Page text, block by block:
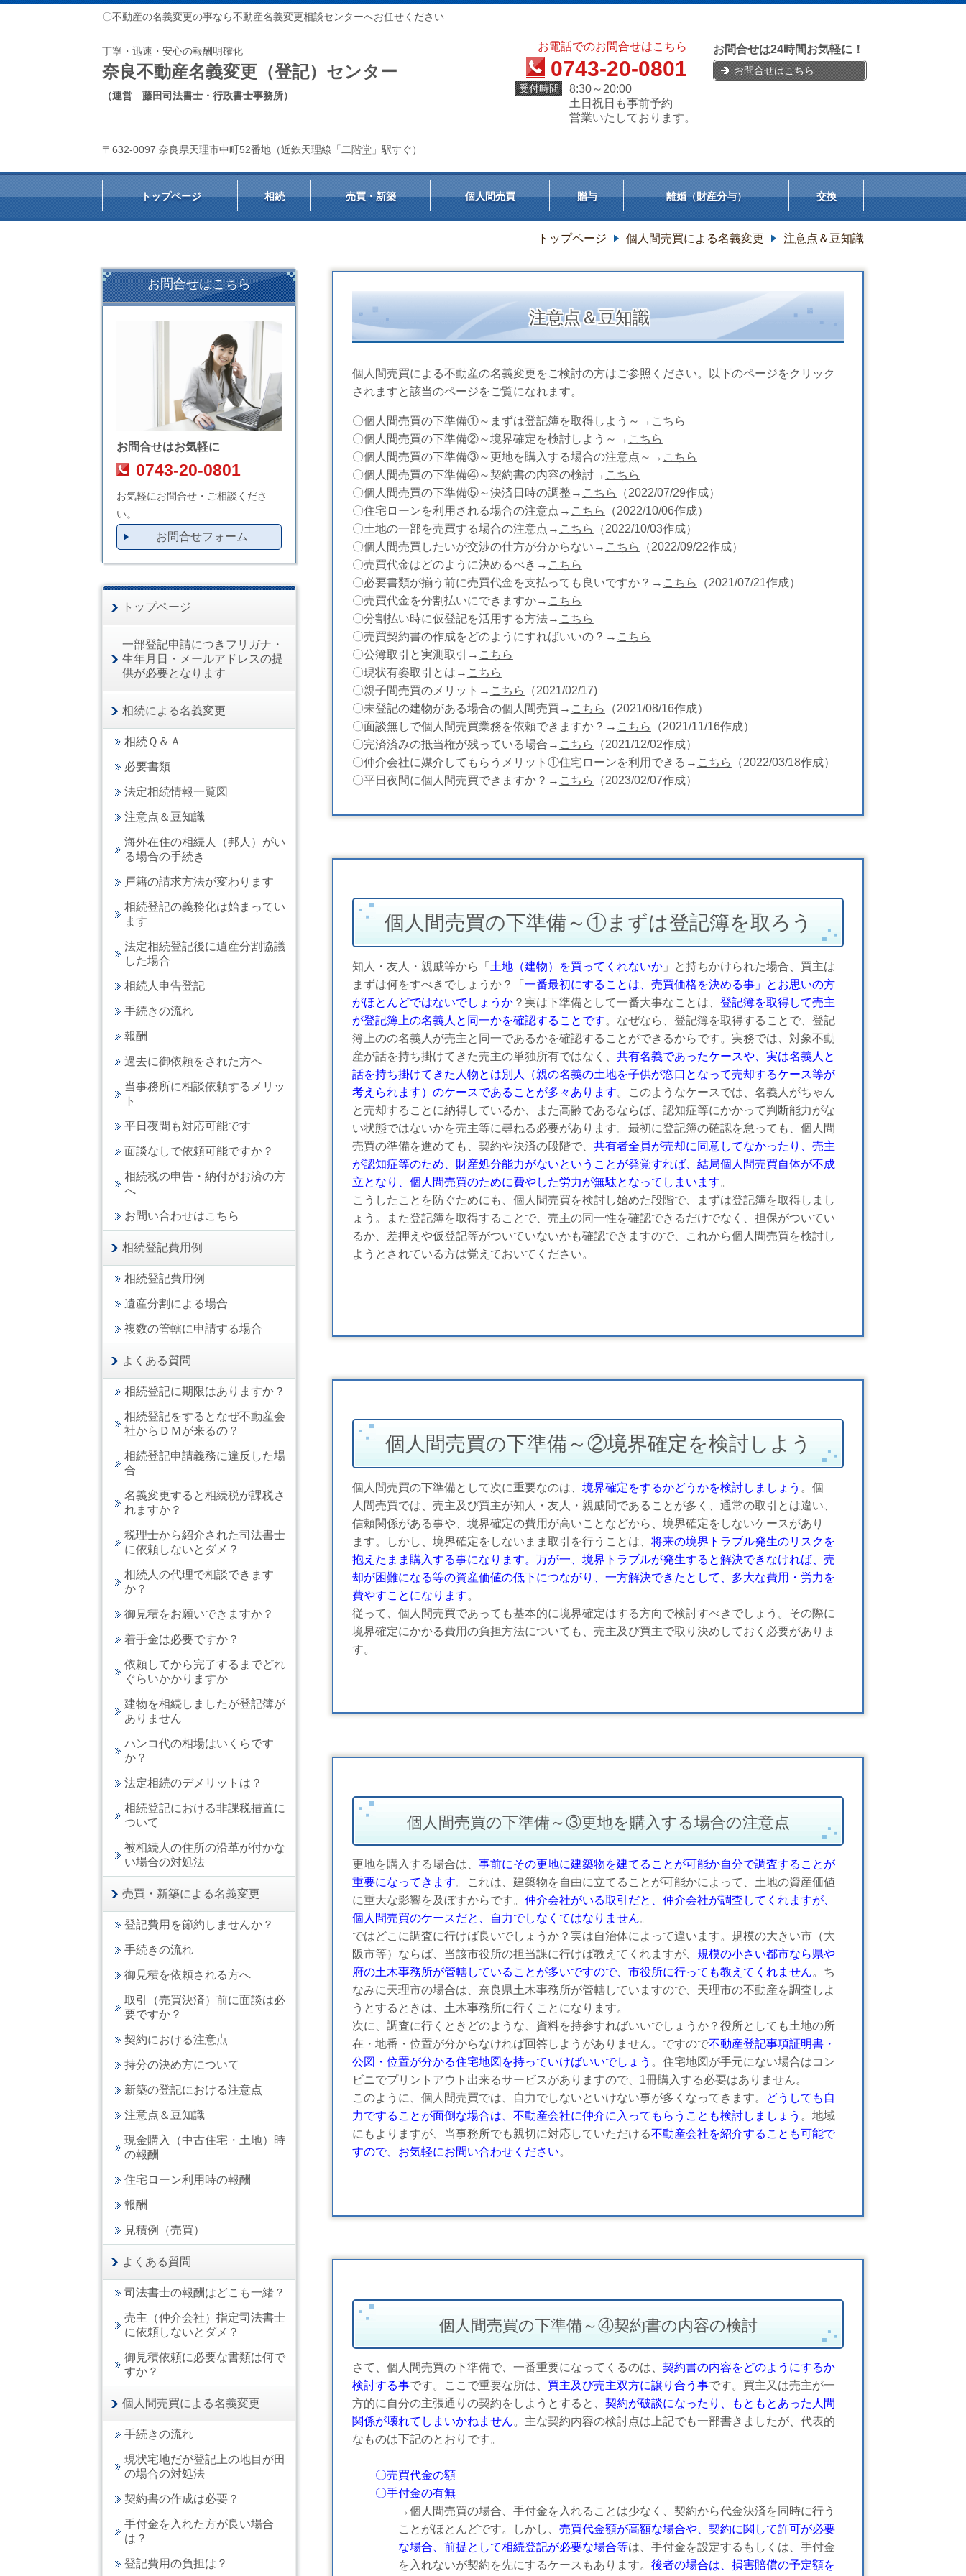
〇不動産の名義変更の事なら不動産名義変更相談センターへお任せください
丁寧・迅速・安心の報酬明確化
奈良不動産名義変更（登記）センター
（運営 藤田司法書士・行政書士事務所）
〒632-0097 奈良県天理市中町52番地（近鉄天理線「二階堂」駅すぐ）
お電話でのお問合せはこちら
0743-20-0801
受付時間
8:30～20:00
土日祝日も事前予約
営業いたしております。
お問合せは24時間お気軽に！
お問合せはこちら
トップページ 相続 売買・新築 個人間売買 贈与 離婚（財産分与） 交換
トップページ 個人間売買による名義変更 注意点＆豆知識
注意点＆豆知識
個人間売買による不動産の名義変更をご検討の方はご参照ください。以下のページをクリック
されますと該当のページをご覧になれます。
〇個人間売買の下準備①～まずは登記簿を取得しよう～→ こちら
〇個人間売買の下準備②～境界確定を検討しよう～→ こちら
〇個人間売買の下準備③～更地を購入する場合の注意点～→ こちら
〇個人間売買の下準備④～契約書の内容の検討→ こちら
〇個人間売買の下準備⑤～決済日時の調整→ こちら
（2022/07/29作成）
〇住宅ローンを利用される場合の注意点→ こちら
（2022/10/06作成）
〇土地の一部を売買する場合の注意点→ こちら
（2022/10/03作成）
〇個人間売買したいが交渉の仕方が分からない→ こちら
（2022/09/22作成）
〇売買代金はどのように決めるべき→ こちら
〇必要書類が揃う前に売買代金を支払っても良いですか？→ こちら
（2021/07/21作成）
〇売買代金を分割払いにできますか→ こちら
〇分割払い時に仮登記を活用する方法→ こちら
〇売買契約書の作成をどのようにすればいいの？→ こちら
〇公簿取引と実測取引→ こちら
〇現状有姿取引とは→ こちら
〇親子間売買のメリット→ こちら
（2021/02/17)
〇未登記の建物がある場合の個人間売買→ こちら
（2021/08/16作成）
〇面談無しで個人間売買業務を依頼できますか？→ こちら
（2021/11/16作成）
〇完済済みの抵当権が残っている場合→ こちら
（2021/12/02作成）
〇仲介会社に媒介してもらうメリット①住宅ローンを利用できる→ こちら
（2022/03/18作成）
〇平日夜間に個人間売買できますか？→ こちら （2023/02/07作成）
個人間売買の下準備～①まずは登記簿を取ろう
知人・友人・親戚等から「 土地（建物）を買ってくれないか」と持ちかけられた場合、買主は
まずは何をすべきでしょうか？「 一番最初にすることは、売買価格を決める事」とお思いの方
がほとんどではないでしょうか？実は下準備として一番大事なことは、 登記簿を取得して売主
が登記簿上の名義人と同一かを確認することです。なぜなら、登記簿を取得することで、登記
簿上のの名義人が売主と同一であるかを確認することができるからです。実務では、対象不動
産が話を持ち掛けてきた売主の単独所有ではなく、 共有名義であったケースや、実は名義人と
話を持ち掛けてきた人物とは別人（親の名義の土地を子供が窓口となって売却するケース等が
考えられます）のケースであることが多々あります。このようなケースでは、名義人がちゃん
と売却することに納得しているか、また高齢であるならば、認知症等にかかって判断能力がな
い状態ではないかを売主等に尋ねる必要があります。最初に登記簿の確認を怠っても、個人間
売買の準備を進めても、契約や決済の段階で、 共有者全員が売却に同意してなかったり、売主
が認知症等のため、財産処分能力がないということが発覚すれば、結局個人間売買自体が不成
立となり、個人間売買のために費やした労力が無駄となってしまいます。
こうしたことを防ぐためにも、個人間売買を検討し始めた段階で、まずは登記簿を取得しまし
ょう。また登記簿を取得することで、売主の同一性を確認できるだけでなく、担保がついてい
るか、差押えや仮登記等がついていないかも確認できますので、これから個人間売買を検討し
ようとされている方は覚えておいてください。
個人間売買の下準備～②境界確定を検討しよう
個人間売買の下準備として次に重要なのは、 境界確定をするかどうかを検討しましょう 。個
人間売買では、売主及び買主が知人・友人・親戚間であることが多く、通常の取引とは違い、
信頼関係がある事や、境界確定の費用が高いことなどから、境界確定をしないケースがあり
ます。しかし、境界確定をしないまま取引を行うことは、 将来の境界トラブル発生のリスクを
抱えたまま購入する事になります。万が一、境界トラブルが発生すると解決できなければ、売
却が困難になる等の資産価値の低下につながり、一方解決できたとして、多大な費用・労力を
費やすことになります。
従って、個人間売買であっても基本的に境界確定はする方向で検討すべきでしょう。その際に
境界確定にかかる費用の負担方法についても、売主及び買主で取り決めしておく必要がありま
す。
個人間売買の下準備～③更地を購入する場合の注意点
更地を購入する場合は、 事前にその更地に建築物を建てることが可能か自分で調査することが
重要になってきます。これは、建築物を自由に立てることが可能かによって、土地の資産価値
に重大な影響を及ぼすからです。 仲介会社がいる取引だと、仲介会社が調査してくれますが、
個人間売買のケースだと、自力でしなくてはなりません。
ではどこに調査に行けば良いでしょうか？実は自治体によって違います。規模の大きい市（大
阪市等）ならば、当該市役所の担当課に行けば教えてくれますが、 規模の小さい都市なら県や
府の土木事務所が管轄していることが多いですので、市役所に行っても教えてくれません。ち
なみに天理市の場合は、奈良県土木事務所が管轄していますので、天理市の不動産を調査しよ
うとするときは、土木事務所に行くことになります。
次に、調査に行くときどのような、資料を持参すればいいでしょうか？役所としても土地の所
在・地番・位置が分からなければ回答しようがありません。ですので不動産登記事項証明書・
公図・位置が分かる住宅地図を持っていけばいいでしょう 。住宅地図が手元にない場合はコン
ビニでプリントアウト出来るサービスがありますので、1冊購入する必要はありません。
このように、個人間売買では、自力でしないといけない事が多くなってきます。
どうしても自
力ですることが面倒な場合は、不動産会社に仲介に入ってもらうことも検討しましょう 。地域
にもよりますが、当事務所でも親切に対応していただける不動産会社を紹介することも可能で
すので、お気軽にお問い合わせください。
個人間売買の下準備～④契約書の内容の検討
さて、個人間売買の下準備で、一番重要になってくるのは、 契約書の内容をどのようにするか
検討する事です。ここで重要な所は、 買主及び売主双方に譲り合う事です。買主又は売主が一
方的に自分の主張通りの契約をしようとすると、 契約が破談になったり、もともとあった人間
関係が壊れてしまいかねません。主な契約内容の検討点は上記でも一部書きましたが、代表的
なものは下記のとおりです。
〇売買代金の額
〇手付金の有無
→個人間売買の場合、手付金を入れることは少なく、契約から代金決済を同時に行う
ことがほとんどです。しかし、 売買代金額が高額な場合や、契約に関して許可が必要
な場合、前提として相続登記が必要な場合等は、手付金を設定するもしくは、手付金
を入れないが契約を先にするケースもあります。 後者の場合は、損害賠償の予定額を
お問合せはこちら
お問合せはお気軽に
0743-20-0801
お気軽にお問合せ・ご相談くださ
い。
お問合せフォーム
トップページ
一部登記申請につきフリガナ・
生年月日・メールアドレスの提
供が必要となります
相続による名義変更
相続Ｑ＆Ａ
必要書類
法定相続情報一覧図
注意点＆豆知識
海外在住の相続人（邦人）がい
る場合の手続き
戸籍の請求方法が変わります
相続登記の義務化は始まってい
ます
法定相続登記後に遺産分割協議
した場合
相続人申告登記
手続きの流れ
報酬
過去に御依頼をされた方へ
当事務所に相談依頼するメリッ
ト
平日夜間も対応可能です
面談なしで依頼可能ですか？
相続税の申告・納付がお済の方
へ
お問い合わせはこちら
相続登記費用例
相続登記費用例
遺産分割による場合
複数の管轄に申請する場合
よくある質問
相続登記に期限はありますか？
相続登記をするとなぜ不動産会
社からＤＭが来るの？
相続登記申請義務に違反した場
合
名義変更すると相続税が課税さ
れますか？
税理士から紹介された司法書士
に依頼しないとダメ？
相続人の代理で相談できます
か？
御見積をお願いできますか？
着手金は必要ですか？
依頼してから完了するまでどれ
ぐらいかかりますか
建物を相続しましたが登記簿が
ありません
ハンコ代の相場はいくらです
か？
法定相続のデメリットは？
相続登記における非課税措置に
ついて
被相続人の住所の沿革が付かな
い場合の対処法
売買・新築による名義変更
登記費用を節約しませんか？
手続きの流れ
御見積を依頼される方へ
取引（売買決済）前に面談は必
要ですか？
契約における注意点
持分の決め方について
新築の登記における注意点
注意点＆豆知識
現金購入（中古住宅・土地）時
の報酬
住宅ローン利用時の報酬
報酬
見積例（売買）
よくある質問
司法書士の報酬はどこも一緒？
売主（仲介会社）指定司法書士
に依頼しないとダメ？
御見積依頼に必要な書類は何で
すか？
個人間売買による名義変更
手続きの流れ
現状宅地だが登記上の地目が田
の場合の対処法
契約書の作成は必要？
手付金を入れた方が良い場合
は？
登記費用の負担は？